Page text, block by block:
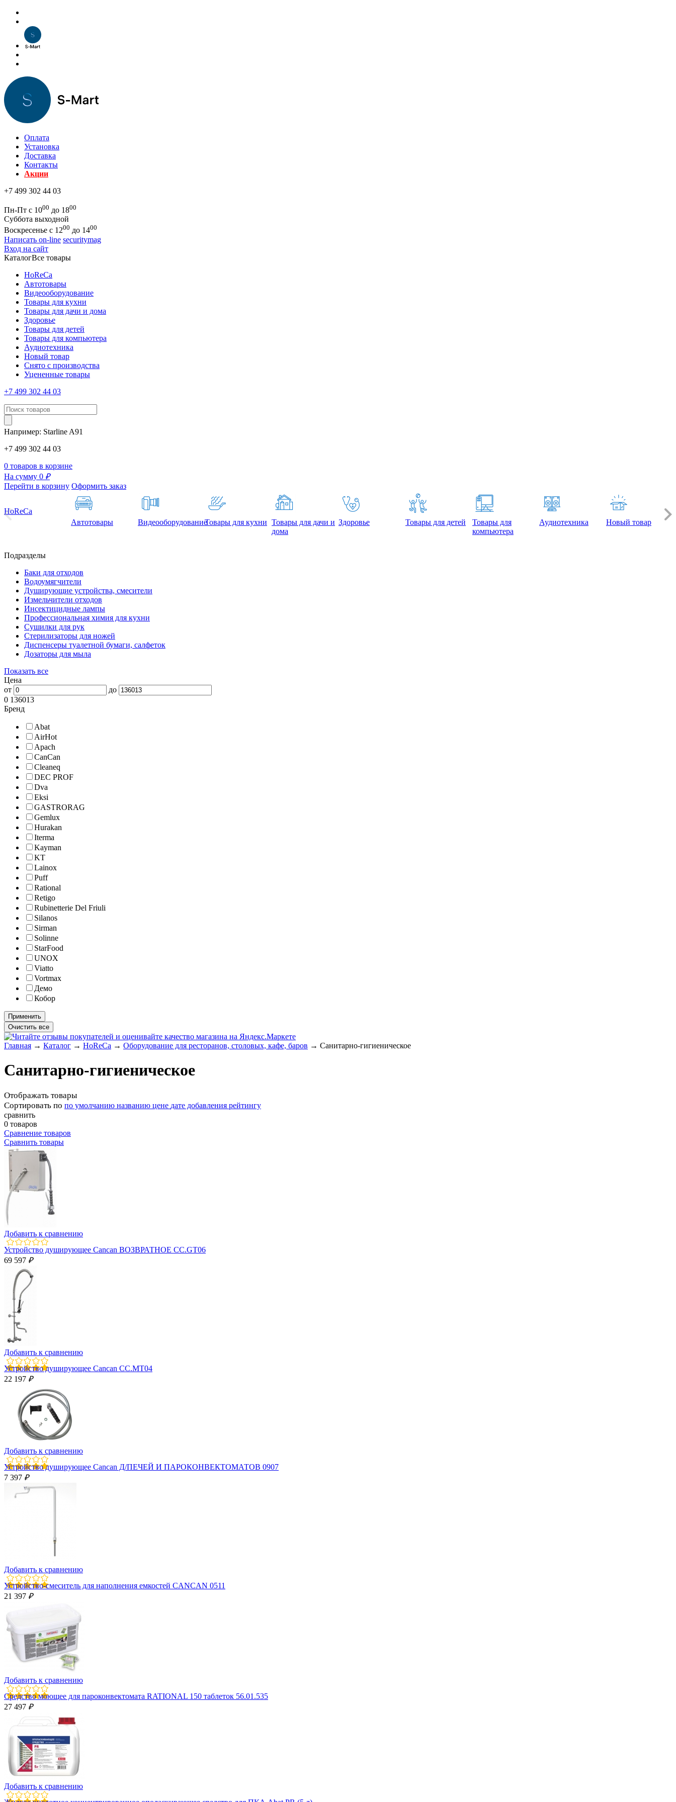
Оплата
Установка
Доставка
Контакты
Акции
+7 499 302 44 03
Пн-Пт с 1000 до 1800
Суббота выходной
Воскресенье с 1200 до 1400
Написать on-line securitymag
Вход на сайт
КаталогВсе товары
HoReCa
Автотовары
Видеооборудование
Товары для кухни
Товары для дачи и дома
Здоровье
Товары для детей
Товары для компьютера
Аудиотехника
Новый товар
Снято с производства
Уцененные товары
+7 499 302 44 03
Например: Starline A91
+7 499 302 44 03
0 товаров в корзине
На сумму 0 ₽
Перейти в корзину Оформить заказ
HoReCa
Автотовары
ВидеооборудованиеТовары для кухни Товары для дачи и
дома
Здоровье Товары для детей
Товары для
компьютера
Аудиотехника Новый товар
Подразделы
Баки для отходов
Водоумягчители
Душирующие устройства, смесители
Измельчители отходов
Инсектицидные лампы
Профессиональная химия для кухни
Сушилки для рук
Стерилизаторы для ножей
Диспенсеры туалетной бумаги, салфеток
Дозаторы для мыла
Показать все
Цена
от
до
0 136013
Бренд
Abat
AirHot
Apach
CanCan
Cleaneq
DEC PROF
Dva
Eksi
GASTRORAG
Gemlux
Hurakan
Iterma
Kayman
KT
Lainox
Puff
Rational
Retigo
Rubinetterie Del Friuli
Silanos
Sirman
Solinne
StarFood
UNOX
Viatto
Vortmax
Демо
Кобор
Главная → Каталог → HoReCa → Оборудование для ресторанов, столовых, кафе, баров → Санитарно-гигиеническое
Санитарно-гигиеническое
Отображать товары
Сортировать по по умолчанию названию цене дате добавления рейтингу
сравнить
0 товаров
Сравнение товаров
Сравнить товары
Добавить к сравнению
Устройство душирующее Cancan ВОЗВРАТНОЕ CC.GT06
69 597 ₽
Добавить к сравнению
Устройство душирующее Cancan CC.MT04
22 197 ₽
Добавить к сравнению
Устройство душирующее Cancan Д/ПЕЧЕЙ И ПАРОКОНВЕКТОМАТОВ 0907
7 397 ₽
Добавить к сравнению
Устройство-смеситель для наполнения емкостей CANCAN 0511
21 397 ₽
Добавить к сравнению
Средство моющее для пароконвектомата RATIONAL 150 таблеток 56.01.535
27 497 ₽
Добавить к сравнению